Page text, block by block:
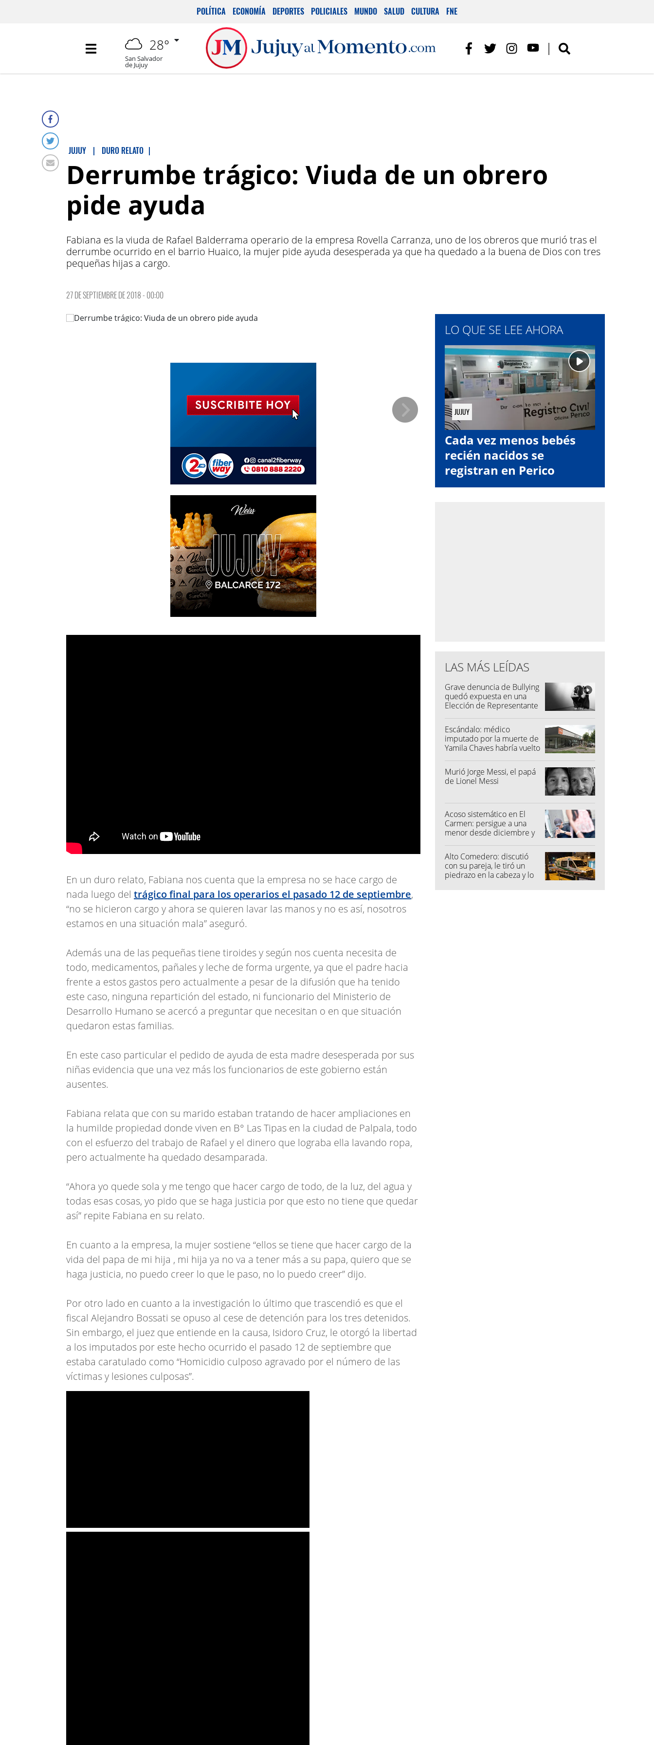
POLÍTICA ECONOMÍA DEPORTES POLICIALES MUNDO SALUD CULTURA FNE
28°
San Salvador
de Jujuy
JUJUY | DURO RELATO |
Derrumbe trágico: Viuda de un obrero
pide ayuda
Fabiana es la viuda de Rafael Balderrama operario de la empresa Rovella Carranza, uno de los obreros que murió tras el
derrumbe ocurrido en el barrio Huaico, la mujer pide ayuda desesperada ya que ha quedado a la buena de Dios con tres
pequeñas hijas a cargo.
27 DE SEPTIEMBRE DE 2018 - 00:00
En un duro relato, Fabiana nos cuenta que la empresa no se hace cargo de
nada luego del trágico final para los operarios el pasado 12 de septiembre,
“no se hicieron cargo y ahora se quieren lavar las manos y no es así, nosotros
estamos en una situación mala” aseguró.
Además una de las pequeñas tiene tiroides y según nos cuenta necesita de
todo, medicamentos, pañales y leche de forma urgente, ya que el padre hacia
frente a estos gastos pero actualmente a pesar de la difusión que ha tenido
este caso, ninguna repartición del estado, ni funcionario del Ministerio de
Desarrollo Humano se acercó a preguntar que necesitan o en que situación
quedaron estas familias.
En este caso particular el pedido de ayuda de esta madre desesperada por sus
niñas evidencia que una vez más los funcionarios de este gobierno están
ausentes.
Fabiana relata que con su marido estaban tratando de hacer ampliaciones en
la humilde propiedad donde viven en B° Las Tipas en la ciudad de Palpala, todo
con el esfuerzo del trabajo de Rafael y el dinero que lograba ella lavando ropa,
pero actualmente ha quedado desamparada.
“Ahora yo quede sola y me tengo que hacer cargo de todo, de la luz, del agua y
todas esas cosas, yo pido que se haga justicia por que esto no tiene que quedar
así” repite Fabiana en su relato.
En cuanto a la empresa, la mujer sostiene “ellos se tiene que hacer cargo de la
vida del papa de mi hija , mi hija ya no va a tener más a su papa, quiero que se
haga justicia, no puedo creer lo que le paso, no lo puedo creer” dijo.
Por otro lado en cuanto a la investigación lo último que trascendió es que el
fiscal Alejandro Bossati se opuso al cese de detención para los tres detenidos.
Sin embargo, el juez que entiende en la causa, Isidoro Cruz, le otorgó la libertad
a los imputados por este hecho ocurrido el pasado 12 de septiembre que
estaba caratulado como “Homicidio culposo agravado por el número de las
víctimas y lesiones culposas”.
LO QUE SE LEE AHORA
JUJUY
Cada vez menos bebés
recién nacidos se
registran en Perico
LAS MÁS LEÍDAS
Grave denuncia de Bullying
quedó expuesta en una
Elección de Representante
Escándalo: médico
imputado por la muerte de
Yamila Chaves habría vuelto
Murió Jorge Messi, el papá
de Lionel Messi
Acoso sistemático en El
Carmen: persigue a una
menor desde diciembre y
Alto Comedero: discutió
con su pareja, le tiró un
piedrazo en la cabeza y lo